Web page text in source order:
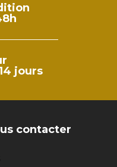
jours
contacter